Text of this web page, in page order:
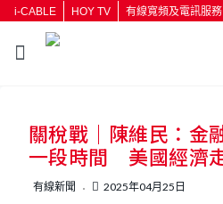
i-CABLE HOY TV 有線寬頻及電訊服務
按輸入鍵開始
關稅戰｜陳維民：金
一段時間 美國經濟
有線新聞 2025年04月25日